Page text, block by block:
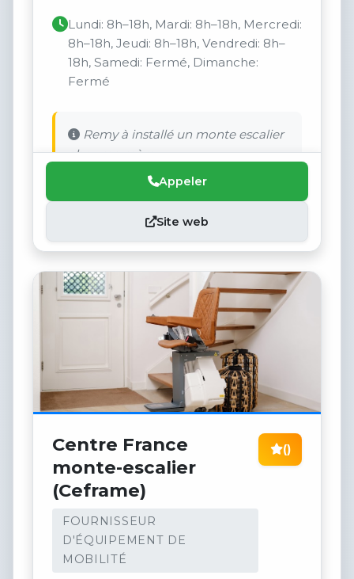
Lundi: 8h–18h, Mardi: 8h–18h, Mercredi:
8h–18h, Jeudi: 8h–18h, Vendredi: 8h–
18h, Samedi: Fermé, Dimanche:
Fermé
Remy à installé un monte escalier
chez ma mère.
Appeler
Site web
Centre France
monte-escalier
(Ceframe)
FOURNISSEUR
D'ÉQUIPEMENT DE
MOBILITÉ
()